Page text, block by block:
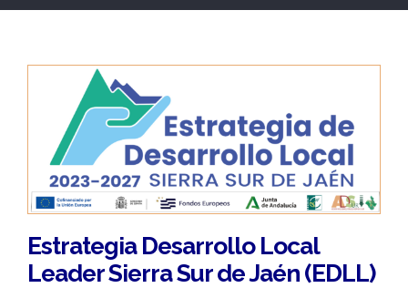
Estrategia Desarrollo Local
Leader Sierra Sur de Jaén (EDLL)